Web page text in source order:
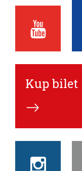
Youtube
ECN
Kup bilet
Instagram
ECN